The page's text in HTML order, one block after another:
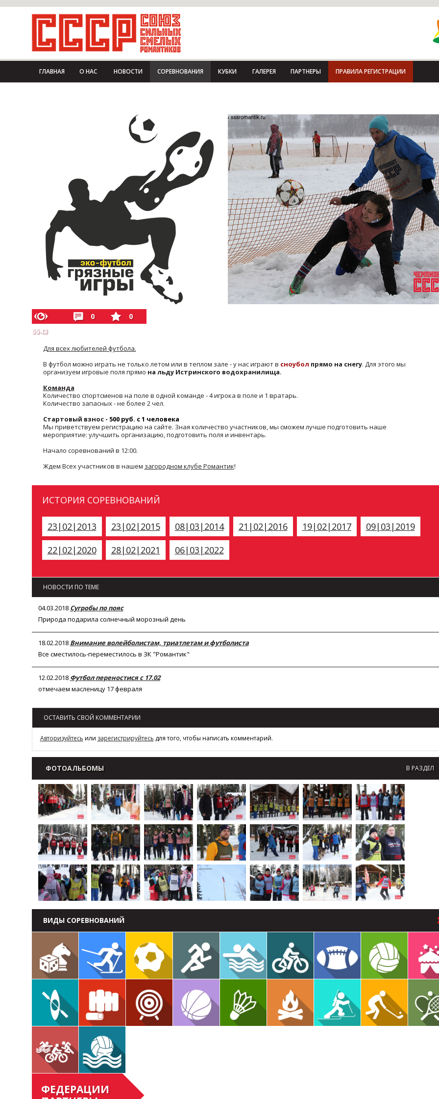
ГЛАВНАЯ О НАС НОВОСТИ СОРЕВНОВАНИЯ КУБКИ ГАЛЕРЕЯ ПАРТНЕРЫ ПРАВИЛА РЕГИСТРАЦИИ
5543
0 0
Для всех любителей футбола.
В футбол можно играть не только летом или в теплом зале - у нас играют в сноубол прямо на снегу. Для этого мы
организуем игровые поля прямо на льду Истринского водохранилища.
Команда
Количество спортсменов на поле в одной команде - 4 игрока в поле и 1 вратарь.
Количество запасных - не более 2 чел.
Стартовый взнос - 500 руб. с 1 человека
Мы приветствуем регистрацию на сайте. Зная количество участников, мы сможем лучше подготовить наше
мероприятие: улучшить организацию, подготовить поля и инвентарь.
Начало соревнований в 12:00.
Ждем Всех участников в нашем загородном клубе Романтик!
ИСТОРИЯ СОРЕВНОВАНИЙ
23|02|2013 23|02|2015 08|03|2014 21|02|2016 19|02|2017
09|03|2019
22|02|2020
28|02|2021 06|03|2022
НОВОСТИ ПО ТЕМЕ
04.03.2018 Сугробы по пояс
Природа подарила солнечный морозный день
18.02.2018 Внимание волейболистам, триатлетам и футболиста
Все сместилось-переместилось в ЗК "Романтик"
12.02.2018 Футбол переностися с 17.02
отмечаем масленицу 17 февраля
ОСТАВИТЬ СВОЙ КОММЕНТАРИИ
Авторизуйтесь или зарегистрируйтесь для того, чтобы написать комментарий.
ФОТОАЛЬБОМЫ В РАЗДЕЛ
ВИДЫ СОРЕВНОВАНИЙ
ФЕДЕРАЦИИ